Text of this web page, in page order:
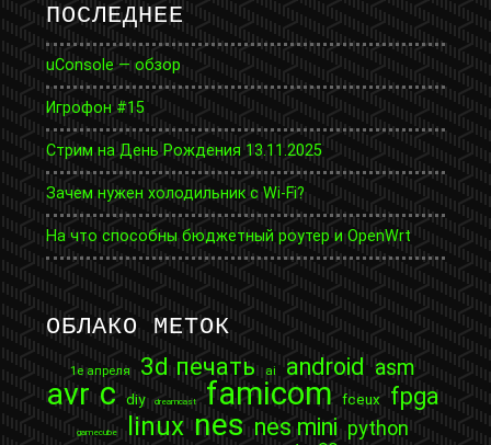
ПОСЛЕДНЕЕ
uConsole — обзор
Игрофон #15
Стрим на День Рождения 13.11.2025
Зачем нужен холодильник с Wi-Fi?
На что способны бюджетный роутер и OpenWrt
ОБЛАКО МЕТОК
1е апреля 3d печать ai android asm
avr c diy dreamcast famicom fceux fpga
gamecube linux nes nes mini python